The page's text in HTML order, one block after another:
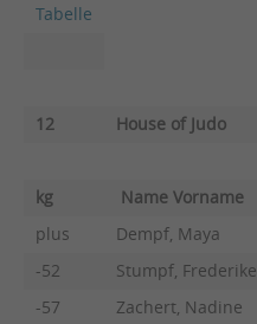
Tabelle
12 House of Judo
kg Name Vorname
plus
Dempf, Maya
-52
Stumpf, Frederike
-57
Zachert, Nadine